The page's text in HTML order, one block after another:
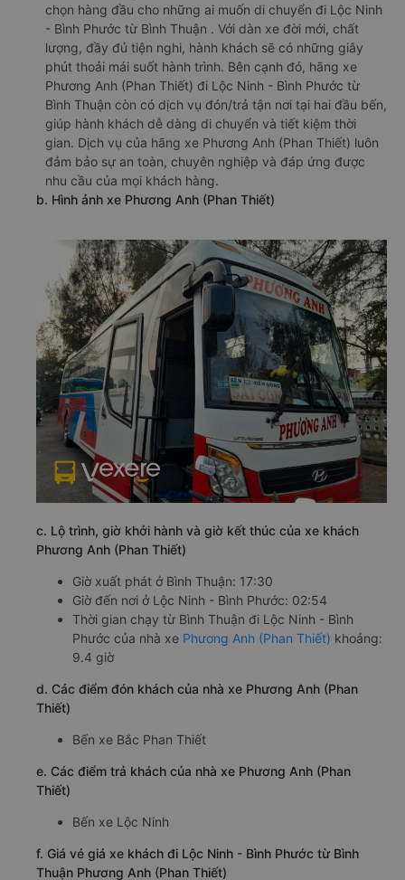
chọn hàng đầu cho những ai muốn di chuyển đi Lộc Ninh
- Bình Phước từ Bình Thuận . Với dàn xe đời mới, chất
lượng, đầy đủ tiện nghi, hành khách sẽ có những giây
phút thoải mái suốt hành trình. Bên cạnh đó, hãng xe
Phương Anh (Phan Thiết) đi Lộc Ninh - Bình Phước từ
Bình Thuận còn có dịch vụ đón/trả tận nơi tại hai đầu bến,
giúp hành khách dễ dàng di chuyển và tiết kiệm thời
gian. Dịch vụ của hãng xe Phương Anh (Phan Thiết) luôn
đảm bảo sự an toàn, chuyên nghiệp và đáp ứng được
nhu cầu của mọi khách hàng.
b. Hình ảnh xe Phương Anh (Phan Thiết)
c. Lộ trình, giờ khởi hành và giờ kết thúc của xe khách
Phương Anh (Phan Thiết)
Giờ xuất phát ở Bình Thuận: 17:30
Giờ đến nơi ở Lộc Ninh - Bình Phước: 02:54
Thời gian chạy từ Bình Thuận đi Lộc Ninh - Bình
Phước của nhà xe Phương Anh (Phan Thiết) khoảng:
9.4 giờ
d. Các điểm đón khách của nhà xe Phương Anh (Phan
Thiết)
Bến xe Bắc Phan Thiết
e. Các điểm trả khách của nhà xe Phương Anh (Phan
Thiết)
Bến xe Lộc Ninh
f. Giá vé giá xe khách đi Lộc Ninh - Bình Phước từ Bình
Thuận Phương Anh (Phan Thiết)